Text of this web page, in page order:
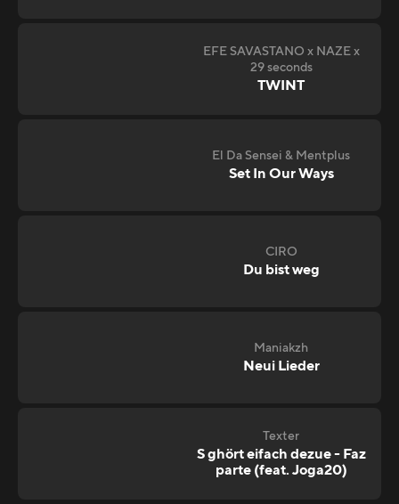
EFE SAVASTANO x NAZE x
29 seconds
TWINT
El Da Sensei & Mentplus
Set In Our Ways
CIRO
Du bist weg
Maniakzh
Neui Lieder
Texter
S ghört eifach dezue - Faz
parte (feat. Joga20)